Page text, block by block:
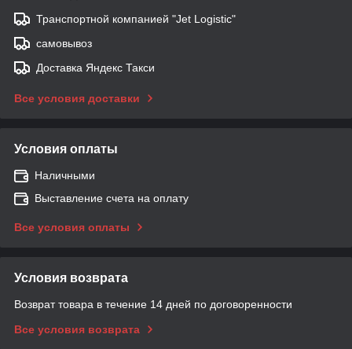
Транспортной компанией "Jet Logistic"
самовывоз
Доставка Яндекс Такси
Все условия доставки
Условия оплаты
Наличными
Выставление счета на оплату
Все условия оплаты
Условия возврата
Возврат товара в течение 14 дней по договоренности
Все условия возврата